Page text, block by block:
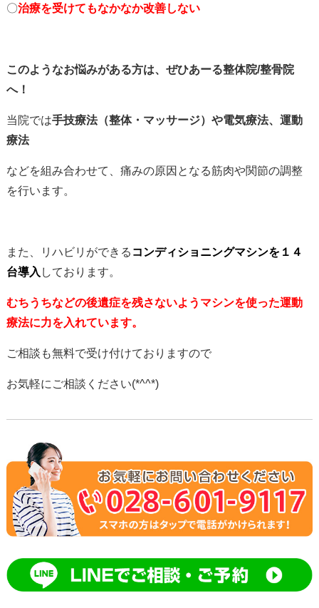
〇治療を受けてもなかなか改善しない
このようなお悩みがある方は、ぜひあーる整体院/整骨院
へ！
当院では手技療法（整体・マッサージ）や電気療法、運動
療法
などを組み合わせて、痛みの原因となる筋肉や関節の調整
を行います。
また、リハビリができる コンディショニングマシンを１４
台導入 しております。
むちうちなどの後遺症を残さないようマシンを使った運動
療法に力を入れています。
ご相談も無料で受け付けておりますので
お気軽にご相談ください(*^^*)